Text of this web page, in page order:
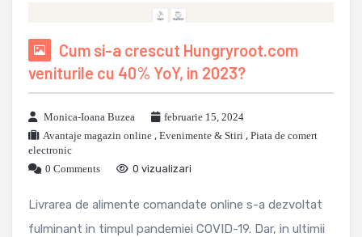
Cum si-a crescut Hungryroot.com
veniturile cu 40% YoY, in 2023?
Monica-Ioana Buzea
februarie 15, 2024
Avantaje magazin online , Evenimente & Stiri , Piata de comert
electronic
0 Comments
0 vizualizari
Livrarea de alimente comandate online s-a dezvoltat
fulminant in timpul pandemiei COVID-19. Dar, in ultimii